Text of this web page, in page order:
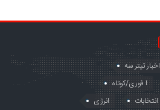
اخبار تیتر سه
ا فوری/کوتاه
انتخابات
انرژی